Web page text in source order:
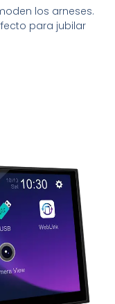
los arneses.
para jubilar